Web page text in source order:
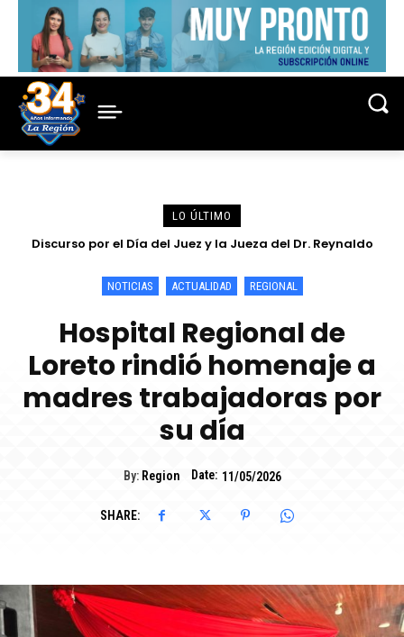
LO ÚLTIMO
Discurso por el Día del Juez y la Jueza del Dr. Reynaldo
NOTICIAS ACTUALIDAD REGIONAL
Hospital Regional de
Loreto rindió homenaje a
madres trabajadoras por
su día
By: Region Date: 11/05/2026
SHARE: